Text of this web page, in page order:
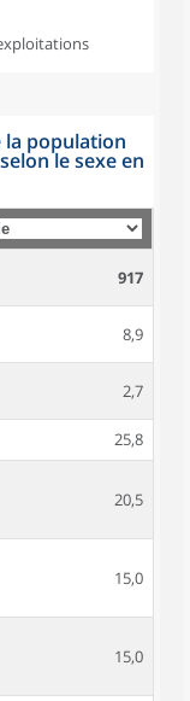
la population
le sexe en
917
8,9
2,7
25,8
20,5
15,0
15,0